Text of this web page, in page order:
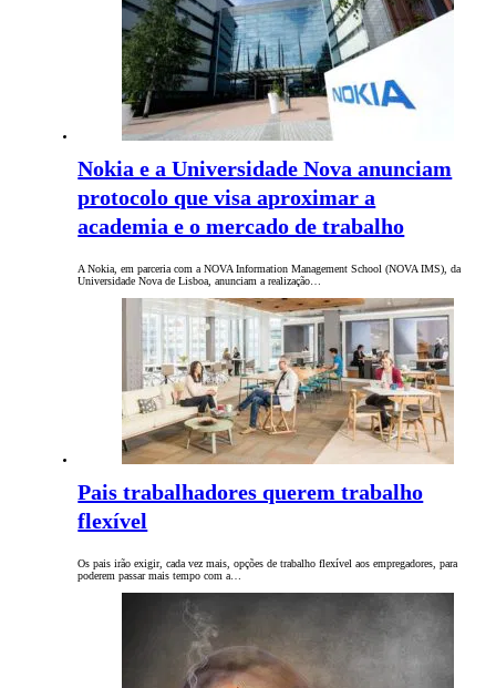
Nokia e a Universidade Nova anunciam
protocolo que visa aproximar a
academia e o mercado de trabalho
A Nokia, em parceria com a NOVA Information Management School (NOVA IMS), da
Universidade Nova de Lisboa, anunciam a realização…
Pais trabalhadores querem trabalho
flexível
Os pais irão exigir, cada vez mais, opções de trabalho flexível aos empregadores, para
poderem passar mais tempo com a…